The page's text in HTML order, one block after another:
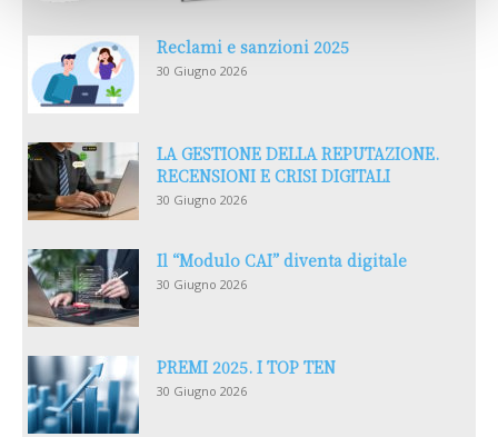
Reclami e sanzioni 2025
30 Giugno 2026
LA GESTIONE DELLA REPUTAZIONE.
RECENSIONI E CRISI DIGITALI
30 Giugno 2026
Il “Modulo CAI” diventa digitale
30 Giugno 2026
PREMI 2025. I TOP TEN
30 Giugno 2026